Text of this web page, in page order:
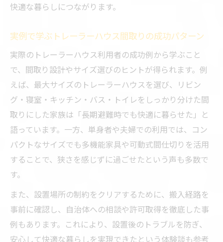
快適な暮らしにつながります。
実例で学ぶトレーラーハウス間取りの成功パターン
実際のトレーラーハウス利用者の成功例から学ぶこと
で、間取り設計やサイズ選びのヒントが得られます。例
えば、最大サイズのトレーラーハウスを選び、リビン
グ・寝室・キッチン・バス・トイレをしっかり分けた間
取りにした家族は「長期避難時でも快適に暮らせた」と
語っています。一方、単身者や夫婦での利用では、コン
パクトなサイズでも多機能家具や可動式間仕切りを活用
することで、狭さを感じずに過ごせたという声も多数で
す。
また、設置場所の制約をクリアするために、搬入経路を
事前に確認し、自治体への相談や許可取得を徹底した事
例もあります。これにより、設置後のトラブルを防ぎ、
安心して快適な暮らしを実現できたという体験談も参考